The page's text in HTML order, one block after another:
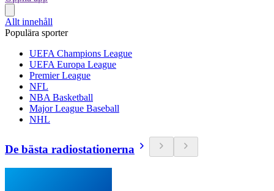
Allt innehåll
Populära sporter
UEFA Champions League
UEFA Europa League
Premier League
NFL
NBA Basketball
Major League Baseball
NHL
De bästa radiostationerna